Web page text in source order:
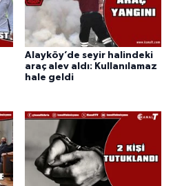
Alayköy’de seyir halindeki
araç alev aldı: Kullanılamaz
hale geldi